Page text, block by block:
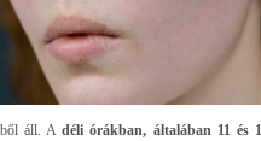
áll. Adéli órákban, általában 11 és